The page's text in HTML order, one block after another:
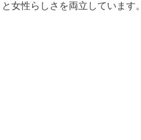
女性らしさを両立しています。